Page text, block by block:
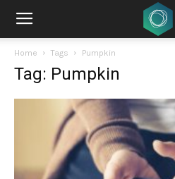
Home Tags Pumpkin
Tag: Pumpkin